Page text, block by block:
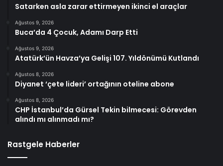
Satarken asla zarar ettirmeyen ikinci el araçlar
Ağustos 9, 2026
Buca’da 4 Çocuk, Adamı Darp Etti
Ağustos 9, 2026
Atatürk’ün Havza’ya Gelişi 107. Yıldönümü Kutlandı
Ağustos 8, 2026
Diyanet ‘çete lideri’ ortağının oteline abone
Ağustos 8, 2026
CHP İstanbul’da Gürsel Tekin bilmecesi: Görevden
alındı mı alınmadı mı?
Rastgele Haberler